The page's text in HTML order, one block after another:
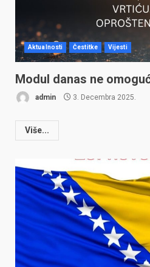
Aktualnosti Čestitke Vijesti
Modul danas ne
admin 3. Decembra 2025.
Više...